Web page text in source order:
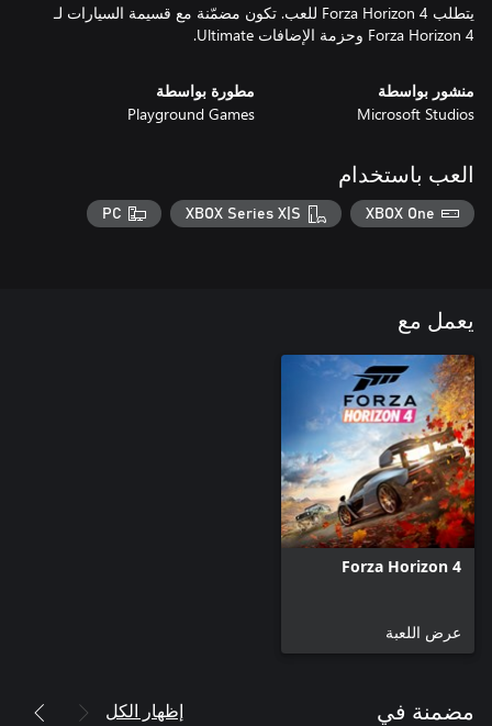
يتطلب Forza Horizon 4 للعب. تكون مضمّنة مع قسيمة السيارات لـ
Forza Horizon 4 وحزمة الإضافات Ultimate.
منشور بواسطة
Microsoft Studios
مطورة بواسطة
Playground Games
العب باستخدام
XBOX One
XBOX Series X|S
PC
يعمل مع
Forza Horizon 4
عرض اللعبة
مضمنة في إظهار الكل